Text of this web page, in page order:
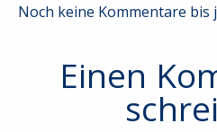
Noch keine Kommentare bis
Einen